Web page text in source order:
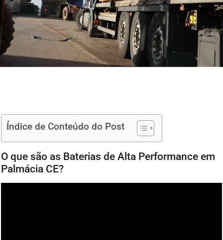
Índice de Conteúdo do Post
O que são as Baterias de Alta Performance em
Palmácia CE?